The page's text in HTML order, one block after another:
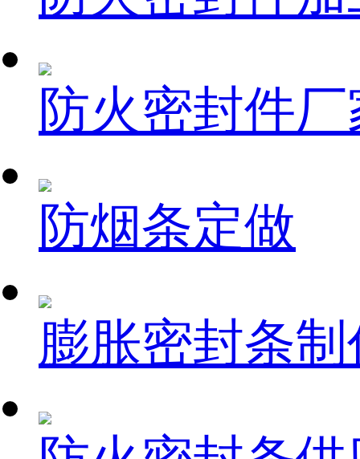
防火密封件
防烟条定做
膨胀密封条